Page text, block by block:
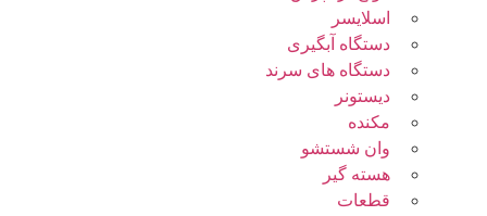
اسلایسر
دستگاه آبگیری
دستگاه های سرند
دیستونر
مکنده
وان شستشو
هسته گیر
قطعات